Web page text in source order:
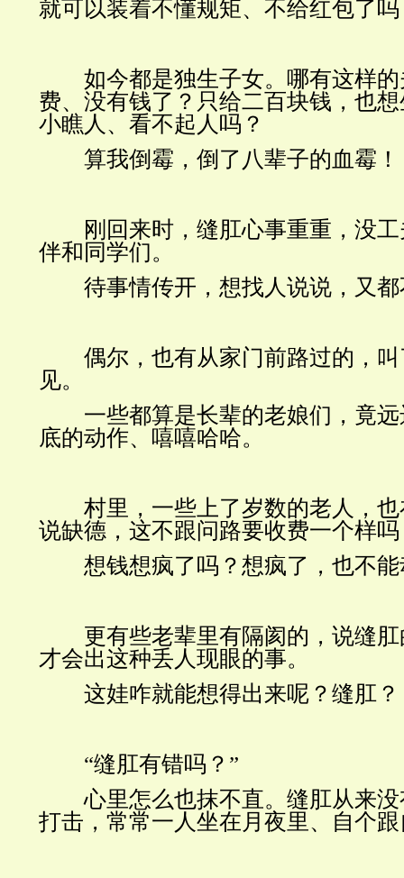
就可以装着不懂规矩、不给红包了
如今都是独生子女。哪有这样的
费、没有钱了？只给二百块钱，也
小瞧人、看不起人吗？
算我倒霉，倒了八辈子的血霉！
刚回来时，缝肛心事重重，没工
伴和同学们。
待事情传开，想找人说说，又都
偶尔，也有从家门前路过的，叫
见。
一些都算是长辈的老娘们，竟远
底的动作、嘻嘻哈哈。
村里，一些上了岁数的老人，也
说缺德，这不跟问路要收费一个样
想钱想疯了吗？想疯了，也不能
更有些老辈里有隔阂的，说缝肛
才会出这种丢人现眼的事。
这娃咋就能想得出来呢？缝肛？
“缝肛有错吗？”
心里怎么也抹不直。缝肛从来没
打击，常常一人坐在月夜里、自个